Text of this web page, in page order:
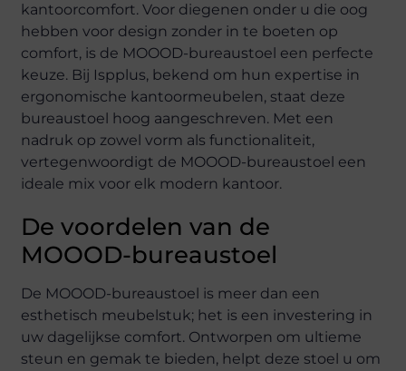
kantoorcomfort. Voor diegenen onder u die oog
hebben voor design zonder in te boeten op
comfort, is de MOOOD-bureaustoel een perfecte
keuze. Bij Ispplus, bekend om hun expertise in
ergonomische kantoormeubelen, staat deze
bureaustoel hoog aangeschreven. Met een
nadruk op zowel vorm als functionaliteit,
vertegenwoordigt de MOOOD-bureaustoel een
ideale mix voor elk modern kantoor.
De voordelen van de
MOOOD-bureaustoel
De MOOOD-bureaustoel is meer dan een
esthetisch meubelstuk; het is een investering in
uw dagelijkse comfort. Ontworpen om ultieme
steun en gemak te bieden, helpt deze stoel u om